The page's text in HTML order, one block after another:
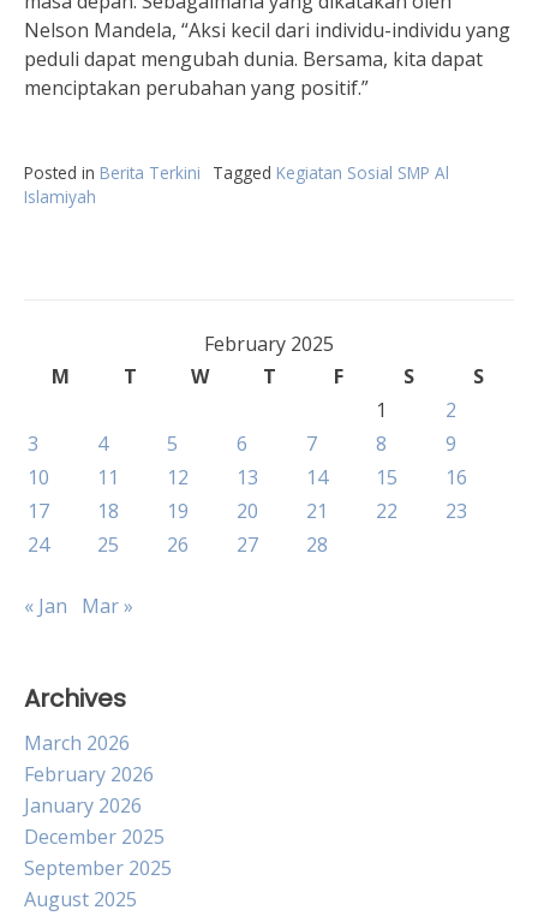
Nelson Mandela, “Aksi kecil dari individu-individu yang
peduli dapat mengubah dunia. Bersama, kita dapat
menciptakan perubahan yang positif.”
Posted in Berita Terkini Tagged Kegiatan Sosial SMP Al
Islamiyah
February 2025
M
T W T F S
S
1
2
3
4 5 6 7 8
9
10
11 12 13 14 15
16
17
18 19 20 21 22
23
24
25 26 27 28
« Jan Mar »
Archives
March 2026
February 2026
January 2026
December 2025
September 2025
August 2025